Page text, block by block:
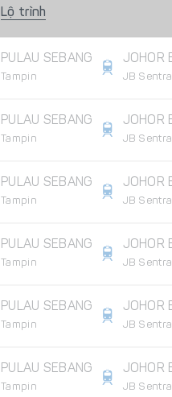
Lộ trình
PULAU SEBANG
Tampin
JOHOR
JB Sentral
PULAU SEBANG
Tampin
JOHOR
JB Sentral
PULAU SEBANG
Tampin
JOHOR
JB Sentral
PULAU SEBANG
Tampin
JOHOR
JB Sentral
PULAU SEBANG
Tampin
JOHOR
JB Sentral
PULAU SEBANG
Tampin
JOHOR
JB Sentral